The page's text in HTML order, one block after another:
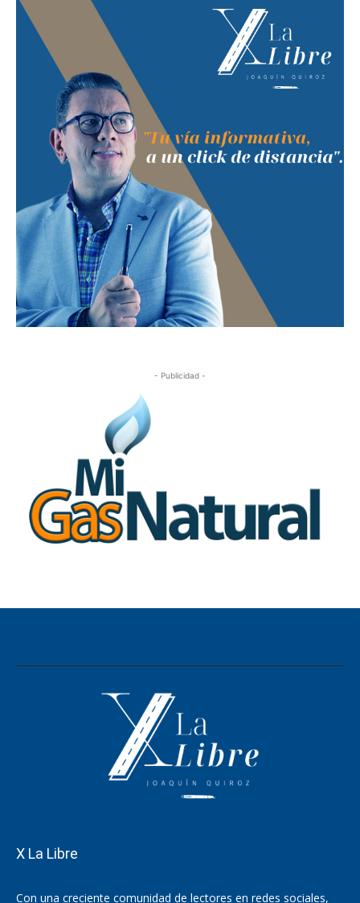
X La Libre
Con una creciente comunidad de lectores en redes sociales,